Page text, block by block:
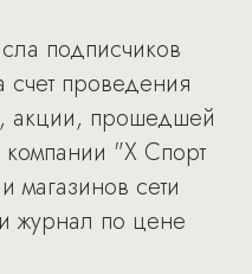
подписчиков
счет проведения
акции, прошедшей
компании "X Спорт
магазинов сети
журнал по цене